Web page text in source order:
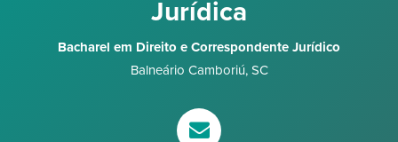
Jurídica
Bacharel em Direito e Correspondente Jurídico
Balneário Camboriú, SC